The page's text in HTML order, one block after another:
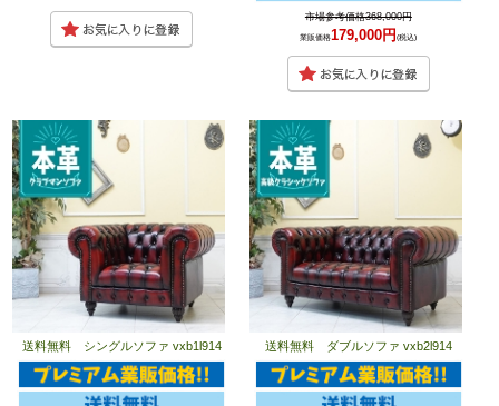
市場参考価格368,000円
業販価格179,000円(税込)
送料無料 シングルソファ vxb1l914 送料無料 ダブルソファ vxb2l914